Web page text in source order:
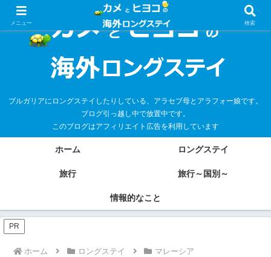
ブルガリアにロングステイしたりしている、アラセブ母とアラフォー娘です。
ブログ引っ越し中で放置中です。
このブログはアフィリエイト広告を利用しています
ホーム ロングステイ
旅行 旅行～国別～
情報的なこと
PR
ホーム ロングステイ マレーシア
メニュー 検索